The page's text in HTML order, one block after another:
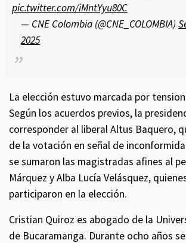
pic.twitter.com/iMntYyu80C
— CNE Colombia (@CNE_COLOMBIA)
2025
La elección estuvo marcada por
Según los acuerdos previos, la
corresponder al liberal Altus Baquero,
de la votación en señal de
se sumaron las magistradas afines al
Márquez y Alba Lucía Velásquez,
participaron en la elección.
Cristian Quiroz es abogado de la
de Bucaramanga. Durante ocho años